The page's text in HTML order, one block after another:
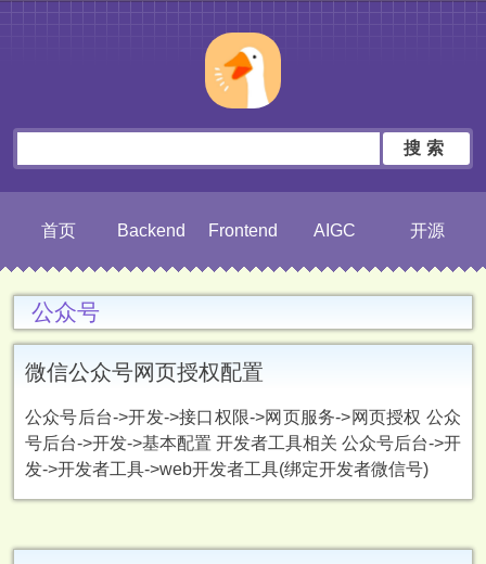
搜索
首页 Backend Frontend AIGC 开源
公众号
微信公众号网页授权配置
公众号后台->开发->接口权限->网页服务->网页授权 公众
号后台->开发->基本配置 开发者工具相关 公众号后台->开
发->开发者工具->web开发者工具(绑定开发者微信号)